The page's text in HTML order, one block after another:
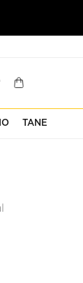
TANE